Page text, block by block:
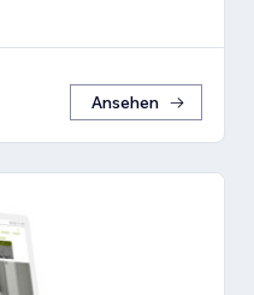
Ansehen